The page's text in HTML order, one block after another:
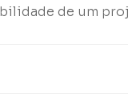
de um